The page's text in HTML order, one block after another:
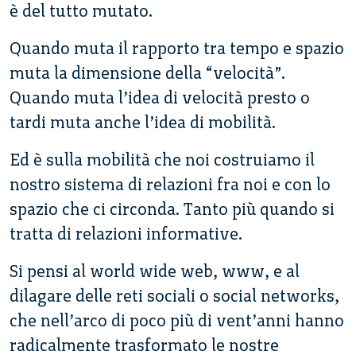
è del tutto mutato.
Quando muta il rapporto tra tempo e spazio
muta la dimensione della “velocità”.
Quando muta l’idea di velocità presto o
tardi muta anche l’idea di mobilità.
Ed è sulla mobilità che noi costruiamo il
nostro sistema di relazioni fra noi e con lo
spazio che ci circonda. Tanto più quando si
tratta di relazioni informative.
Si pensi al world wide web, www, e al
dilagare delle reti sociali o social networks,
che nell’arco di poco più di vent’anni hanno
radicalmente trasformato le nostre